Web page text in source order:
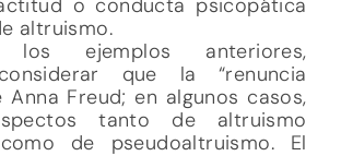
o conducta psicopática
altruismo.
los ejemplos anteriores,
que la “renuncia
Anna Freud; en algunos casos,
tanto de altruismo
de pseudoaltruismo. El